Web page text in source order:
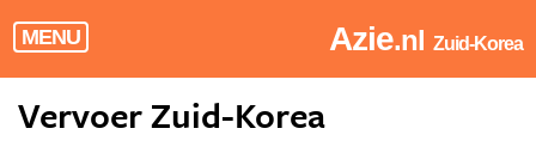
MENU Azie.nl Zuid-Korea
Vervoer Zuid-Korea